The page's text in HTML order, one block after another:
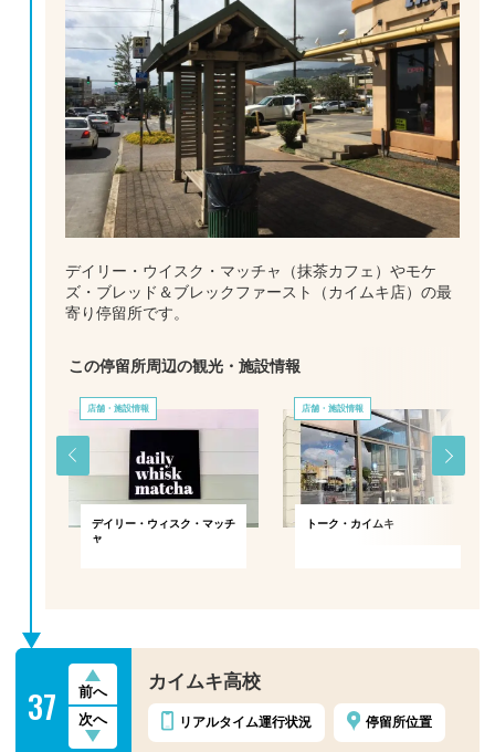
デイリー・ウイスク・マッチャ（抹茶カフェ）やモケ
ズ・ブレッド＆ブレックファースト（カイムキ店）の最
寄り停留所です。
この停留所周辺の観光・施設情報
店舗・施設情報
デイリー・ウィスク・マッチ
ャ
店舗・施設情報
トーク・カイムキ
37
前へ
次へ
カイムキ高校
リアルタイム運行状況 停留所位置